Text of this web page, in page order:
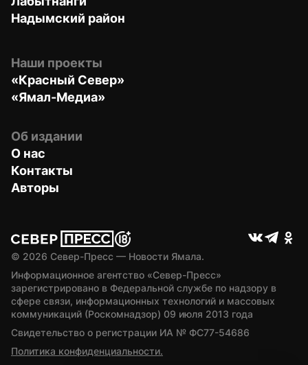
Надымский район
Наши проекты
«Красный Север»
«Ямал-Медиа»
Об издании
О нас
Контакты
Авторы
© 2026 Север-Пресс — Новости Ямала.
Информационное агентство «Север-Пресс»
зарегистрировано в Федеральной службе по надзору в
сфере связи, информационных технологий и массовых
коммуникаций (Роскомнадзор) 09 июля 2013 года
Свидетельство о регистрации ИА № ФС77-54686
Политика конфиденциальности.